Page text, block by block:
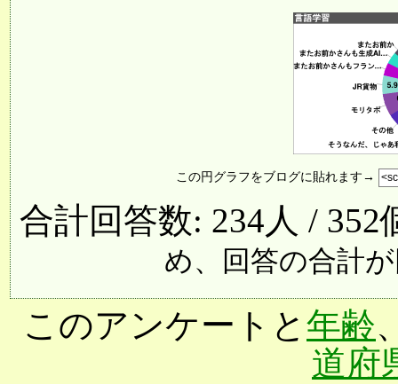
この円グラフをブログに貼れます→
合計回答数: 234人 / 352
め、回答の合計
このアンケートと 年齢
道府